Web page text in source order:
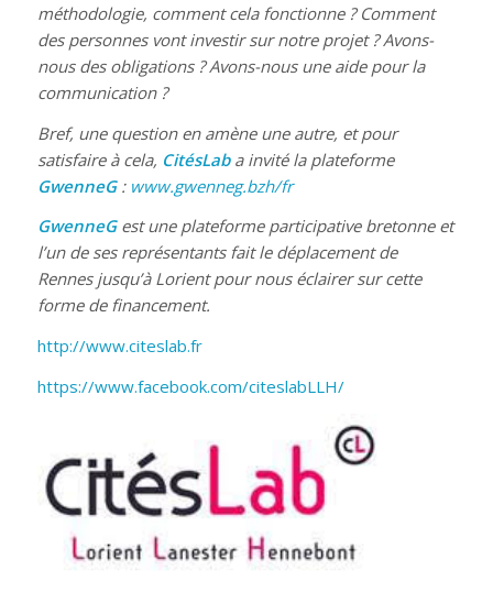
méthodologie, comment cela fonctionne ? Comment
des personnes vont investir sur notre projet ? Avons-
nous des obligations ? Avons-nous une aide pour la
communication ?
Bref, une question en amène une autre, et pour
satisfaire à cela, CitésLaba invité la plateforme
GwenneG: www.gwenneg.bzh/fr
GwenneGest une plateforme participative bretonne et
l’un de ses représentants fait le déplacement de
Rennes jusqu’à Lorient pour nous éclairer sur cette
forme de financement.
http://www.citeslab.fr
https://www.facebook.com/citeslabLLH/